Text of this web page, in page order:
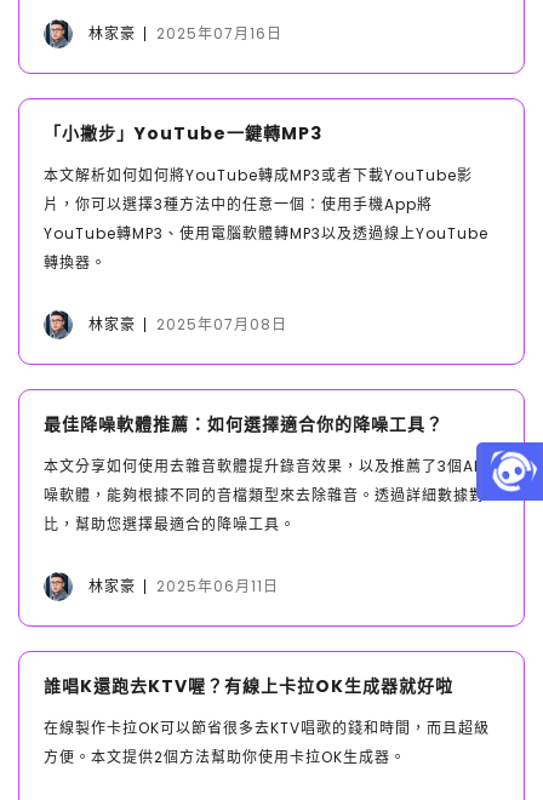
林家豪 2025年07月16日
「小撇步」YouTube一鍵轉MP3
本文解析如何如何將YouTube轉成MP3或者下載YouTube影
片，你可以選擇3種方法中的任意一個：使用手機App將
YouTube轉MP3、使用電腦軟體轉MP3以及透過線上YouTube
轉換器。
林家豪 2025年07月08日
最佳降噪軟體推薦：如何選擇適合你的降噪工具？
本文分享如何使用去雜音軟體提升錄音效果，以及推薦了3個AI降
噪軟體，能夠根據不同的音檔類型來去除雜音。透過詳細數據對
比，幫助您選擇最適合的降噪工具。
林家豪 2025年06月11日
誰唱K還跑去KTV喔？有線上卡拉OK生成器就好啦
在線製作卡拉OK可以節省很多去KTV唱歌的錢和時間，而且超級
方便。本文提供2個方法幫助你使用卡拉OK生成器。